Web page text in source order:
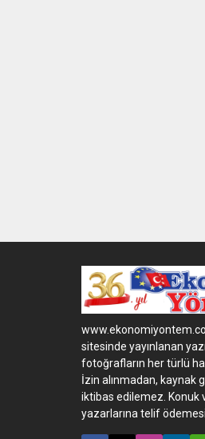
sitesinde yayınlanan
fotoğrafların her türlü
İzin alınmadan, kaynak
iktibas edilemez. Konuk
yazarlarına telif